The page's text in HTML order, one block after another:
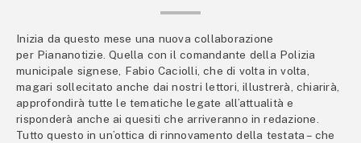
Inizia da questo mese una nuova collaborazione
per Piananotizie. Quella con il comandante della Polizia
municipale signese, Fabio Caciolli, che di volta in volta,
magari sollecitato anche dai nostri lettori, illustrerà, chiarirà,
approfondirà tutte le tematiche legate all’attualità e
risponderà anche ai quesiti che arriveranno in redazione.
Tutto questo in un’ottica di rinnovamento della testata – che